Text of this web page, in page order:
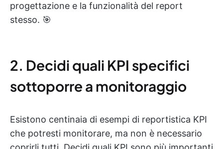
progettazione e la funzionalità del report
stesso. 🎯
2. Decidi quali KPI specifici
sottoporre a monitoraggio
Esistono centinaia di esempi di reportistica KPI
che potresti monitorare, ma non è necessario